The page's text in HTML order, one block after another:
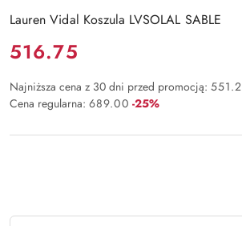
Lauren Vidal Koszula LVSOLAL SABLE
Cena:
516.75
Najniższa cena z 30 dni przed promocją: 551.2
Cena regularna: 689.00 Rabat:
-25%